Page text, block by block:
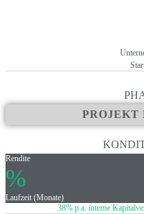
PROJEKT
Rendite
%
Laufzeit (Monate)
38% p.a. interne